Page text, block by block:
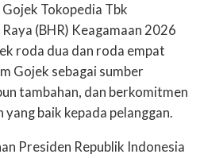
Gojek Tokopedia Tbk
(BHR) Keagamaan 2026
roda dua dan roda empat
Gojek sebagai sumber
tambahan, dan berkomitmen
yang baik kepada pelanggan.
Presiden Republik Indonesia